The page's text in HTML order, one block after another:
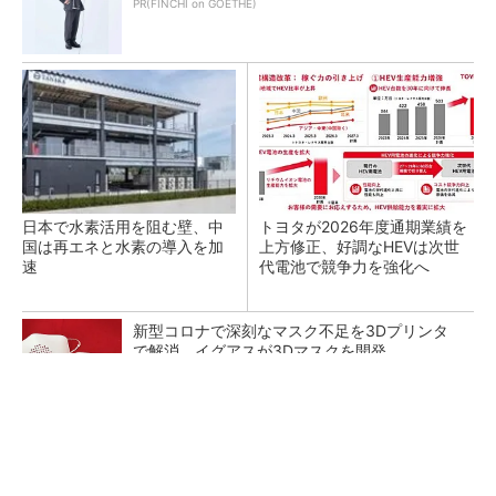
PR(FINCHI on GOETHE)
日本で水素活用を阻む壁、中
国は再エネと水素の導入を加
速
トヨタが2026年度通期業績を
上方修正、好調なHEVは次世
代電池で競争力を強化へ
新型コロナで深刻なマスク不足を3Dプリンタ
で解消、イグアスが3Dマスクを開発